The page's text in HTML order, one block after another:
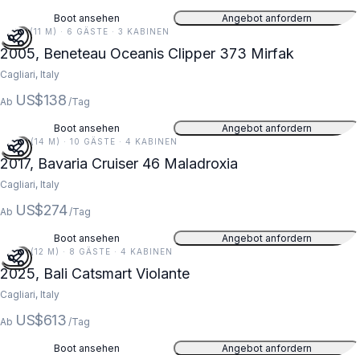
Boot ansehen Angebot anfordern
37 FT (11 M) · 6 GÄSTE · 3 KABINEN
2005, Beneteau Oceanis Clipper 373 Mirfak
Cagliari, Italy
Ab US$138 /Tag
Boot ansehen Angebot anfordern
47 FT (14 M) · 10 GÄSTE · 4 KABINEN
2017, Bavaria Cruiser 46 Maladroxia
Cagliari, Italy
Ab US$274 /Tag
Boot ansehen Angebot anfordern
39 FT (12 M) · 8 GÄSTE · 4 KABINEN
2025, Bali Catsmart Violante
Cagliari, Italy
Ab US$613 /Tag
Boot ansehen Angebot anfordern